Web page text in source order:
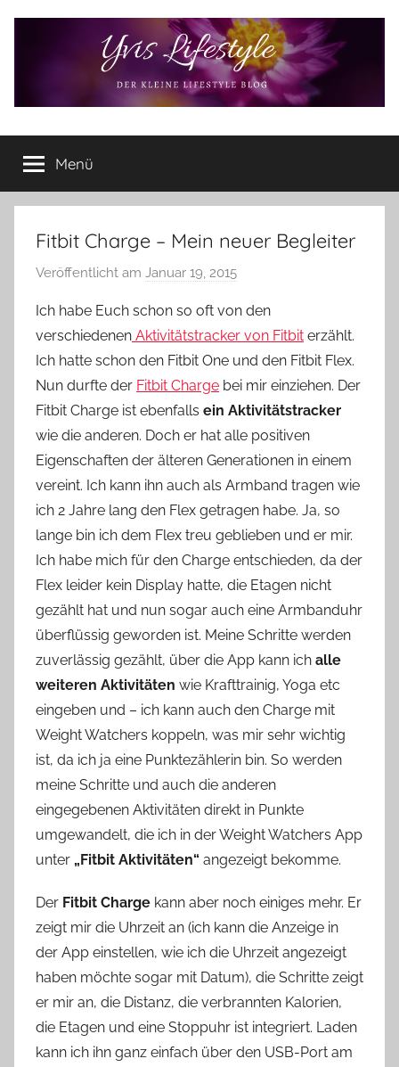
Yvis
Lifestyle
Lifestyle
Blog
–
Lifestyle,
Rezensionen,
Produkttests
vieles
mehr
Menü
Fitbit Charge – Mein neuer Begleiter
Veröffentlicht am Januar 19, 2015
n
Y
v
o
n
n
e
Ich habe Euch schon so oft von den
verschiedenen Aktivitätstracker von Fitbit erzählt.
Ich hatte schon den Fitbit One und den Fitbit Flex.
Nun durfte der Fitbit Charge bei mir einziehen. Der
Fitbit Charge ist ebenfalls ein Aktivitätstracker
wie die anderen. Doch er hat alle positiven
Eigenschaften der älteren Generationen in einem
vereint. Ich kann ihn auch als Armband tragen wie
ich 2 Jahre lang den Flex getragen habe. Ja, so
lange bin ich dem Flex treu geblieben und er mir.
Ich habe mich für den Charge entschieden, da der
Flex leider kein Display hatte, die Etagen nicht
gezählt hat und nun sogar auch eine Armbanduhr
überflüssig geworden ist. Meine Schritte werden
zuverlässig gezählt, über die App kann ich alle
weiteren Aktivitäten wie Krafttrainig, Yoga etc
eingeben und – ich kann auch den Charge mit
Weight Watchers koppeln, was mir sehr wichtig
ist, da ich ja eine Punktezählerin bin. So werden
meine Schritte und auch die anderen
eingegebenen Aktivitäten direkt in Punkte
umgewandelt, die ich in der Weight Watchers App
unter „Fitbit Aktivitäten“ angezeigt bekomme.
Der Fitbit Charge kann aber noch einiges mehr. Er
zeigt mir die Uhrzeit an (ich kann die Anzeige in
der App einstellen, wie ich die Uhrzeit angezeigt
haben möchte sogar mit Datum), die Schritte zeigt
er mir an, die Distanz, die verbrannten Kalorien,
die Etagen und eine Stoppuhr ist integriert. Laden
kann ich ihn ganz einfach über den USB-Port am